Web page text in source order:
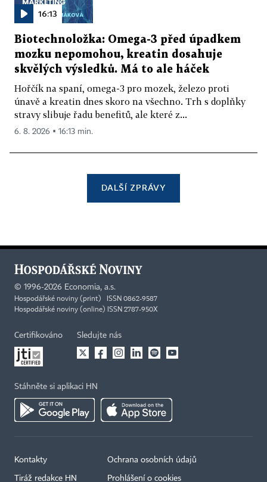
16:13
Biotechnoložka: Omega-3 před úpadkem
mozku nepomohou, kreatin dosahuje
skvělých výsledků. Má to ale háček
Hořčík na spaní, omega-3 pro mozek, železo proti
únavě a kreatin dnes skoro na všechno. Trh s doplňky
stravy slibuje řadu benefitů, ale které z...
6. 8. 2026 ▪ 16:13 min.
DALŠÍ ZPRÁVY
© 1996-2026 Economia, a.s.
Hospodářské noviny (print) ISSN 0862-9587
Hospodářské noviny (online) ISSN 2787-950X
Certifikováno Sledujte nás
Stáhněte si aplikaci HN
Kontakty
Tiráž redakce HN
Ochrana osobních údajů
Prohlášení o cookies